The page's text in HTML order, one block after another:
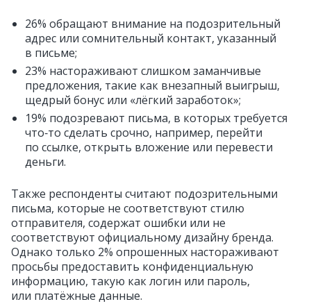
26% обращают внимание на подозрительный
адрес или сомнительный контакт, указанный
в письме;
23% настораживают слишком заманчивые
предложения, такие как внезапный выигрыш,
щедрый бонус или «лёгкий заработок»;
19% подозревают письма, в которых требуется
что‑то сделать срочно, например, перейти
по ссылке, открыть вложение или перевести
деньги.
Также респонденты считают подозрительными
письма, которые не соответствуют стилю
отправителя, содержат ошибки или не
соответствуют официальному дизайну бренда.
Однако только 2% опрошенных настораживают
просьбы предоставить конфиденциальную
информацию, такую как логин или пароль,
или платёжные данные.